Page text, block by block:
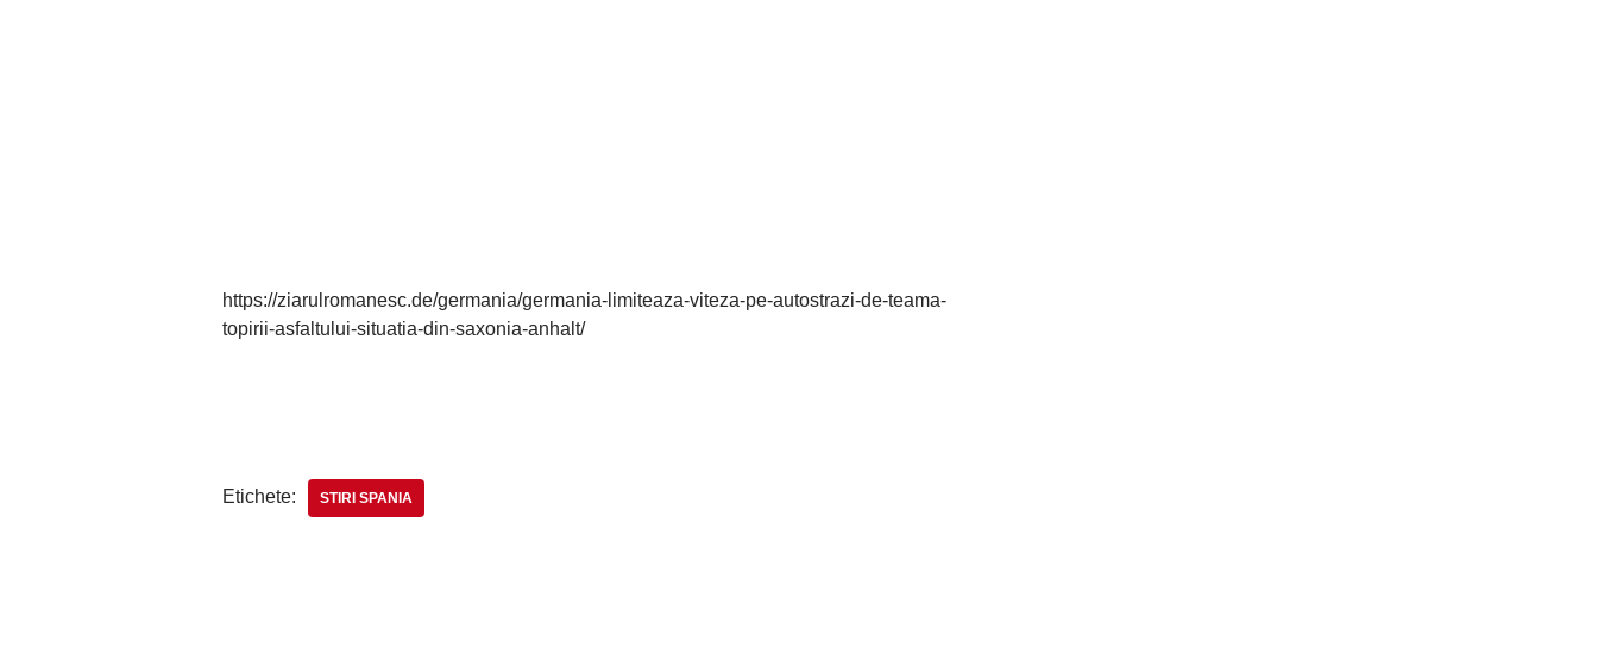
https://ziarulromanesc.de/germania/germania-limiteaza-viteza-pe-autostrazi-de-teama-
topirii-asfaltului-situatia-din-saxonia-anhalt/
Etichete: STIRI SPANIA